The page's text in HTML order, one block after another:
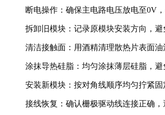
断电操作 ：确保主电路电压放电至0V
拆卸旧模块 ：记录原模块安装方向，
清洁接触面 ：用酒精清理散热片表面油
涂抹导热硅脂 ：均匀涂抹薄层硅脂，
安装新模块 ：按对角线顺序均匀拧紧
接线恢复 ：确认栅极驱动线连接正确，